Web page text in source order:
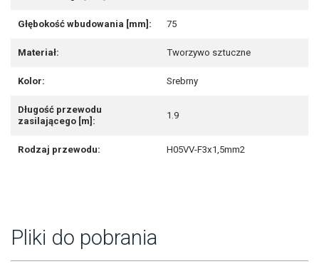
Głębokość wbudowania [mm]: 75
Materiał: Tworzywo sztuczne
Kolor: Srebrny
Długość przewodu
zasilającego [m]:
1.9
Rodzaj przewodu: H05VV-F3x1,5mm2
Pliki do pobrania